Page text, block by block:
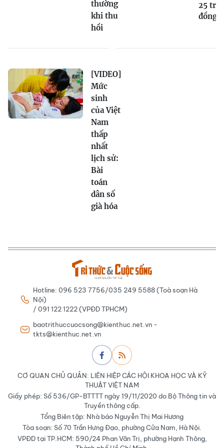
thường
khi thu
hồi
25
đồng
[VIDEO]
Mức
sinh
của Việt
Nam
thấp
nhất
lịch sử:
Bài
toán
dân số
già hóa
Hotline: 096 523 7756/035 249 5588 (Toà soạn Hà
Nội)
/ 091 122 1222 (VPĐD TPHCM)
baotrithuccuocsong@kienthuc.net.vn -
tkts@kienthuc.net.vn
CƠ QUAN CHỦ QUẢN: LIÊN HIỆP CÁC HỘI KHOA HỌC VÀ KỸ
THUẬT VIỆT NAM
Giấy phép: Số 536/GP-BTTTT ngày 19/11/2020 do Bộ Thông tin và
Truyền thông cấp.
Tổng Biên tập: Nhà báo Nguyễn Thị Mai Hương
Tòa soạn: Số 70 Trần Hưng Đạo, phường Cửa Nam, Hà Nội.
VPĐD tại TP.HCM: 590/24 Phan Văn Trị, phường Hạnh Thông,